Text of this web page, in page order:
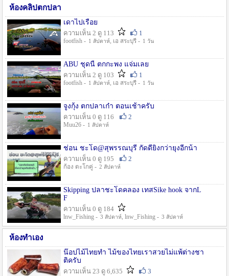
ห้องคลิปตกปลา
เดาไปเรื่อย
ความเห็น 2 ดู 113
1
footfish - 1 สัปดาห์, เอ สระบุรี - 1 วัน
ABU ชุดนี้ ตกกะพง แจ่มเลย
ความเห็น 2 ดู 103
1
footfish - 1 สัปดาห์, เอ สระบุรี - 1 วัน
จูงกุ้ง ตกปลาเก๋า ตอนเช้าครับ
ความเห็น 0 ดู 116
2
Muu26 - 1 สัปดาห์
ช่อน ชะโด@สุพรรณบุรี กัดดียิ่งกว่ายุงอีกน้า
ความเห็น 0 ดู 195
2
ก้อง ตะโกคู่ - 2 สัปดาห์
Skipping ปลาชะโดคลอง เทสSike hook จากL
F
ความเห็น 0 ดู 184
lnw_Fishing - 3 สัปดาห์, lnw_Fishing - 3 สัปดาห์
ห้องทำเอง
น๊อปไม้ไทยทำ ไม้ของไทยเราสวยไม่แพ้ต่างชา
ติครับ
ความเห็น 23 ดู 6,635
3